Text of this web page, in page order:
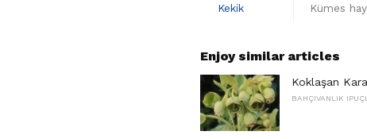
Kekik Kümes
Enjoy similar articles
Koklaşan
BAHÇIVANLIK